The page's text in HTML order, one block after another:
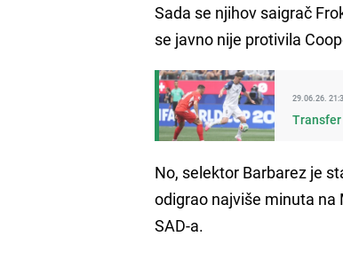
Sada se njihov saigrač
se javno nije protivila
29.06.26.
No, selektor Barbarez je
odigrao najviše minuta na
SAD-a.